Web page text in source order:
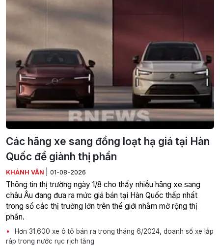
Các hãng xe sang đồng loạt hạ giá tại Hàn
Quốc để giành thị phần
KHÁNH VÂN 01-08-2026
Thông tin thị trường ngày 1/8 cho thấy nhiều hãng xe sang
châu Âu đang đưa ra mức giá bán tại Hàn Quốc thấp nhất
trong số các thị trường lớn trên thế giới nhằm mở rộng thị
phần.
Hơn 31.600 xe ô tô bán ra trong tháng 6/2024, doanh số xe lắp
ráp trong nước rục rịch tăng